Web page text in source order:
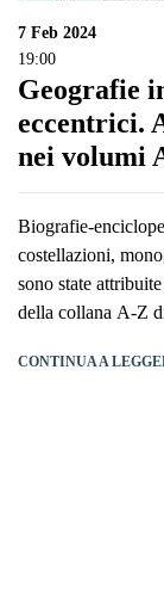
7 Feb 2024
19:00
Geografie
eccentrici.
nei volumi
Biografie-
costellazioni,
sono state
della collana A-Z
CONTINUA A